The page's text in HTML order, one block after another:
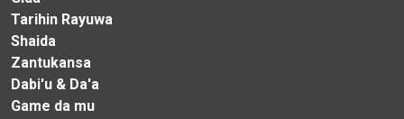
Tarihin Rayuwa
Shaida
Zantukansa
Dabi'u & Da'a
Game da mu